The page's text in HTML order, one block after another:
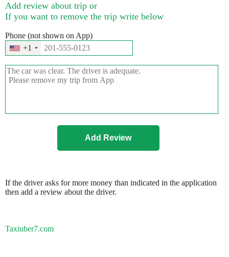
Add review about trip or
If you want to remove the trip write below
Phone (not shown on App)
+1
If the driver asks for more money than indicated in the application
then add a review about the driver.
Taxiuber7.com